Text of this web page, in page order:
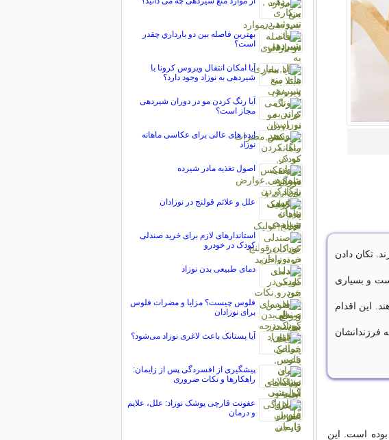
تکان دادن
و بسیاری
این اقدام
فرزندانشان
است. این
بهترين فاصله بين دو بارداري چقدر
است؟
آیا امکان انتقال ویروس کرونا با
شیردهی به نوزاد وجود دارد؟
آیا رنگ کردن مو در دوران شیردهی
مجاز است؟
ایده های عالی برای عکاسی ماهانه
نوزاد
اصول تغذیه مادر شیرده
علل و علائم قولنج در نوزادان
استاندارهای لازم برای خرید صندلی
کودک در خودرو
دمای طبیعی بدن نوزاد
فلوس چیست؟ مزایا و مضرات فلوس
برای نوزادان
آیا پستانک باعث لاغری نوزاد می‌شود؟
پیشگیری از افسردگی پس از زایمان:
راهکارها و نکات ضروری
عفونت قارچی پوشک نوزاد: علل، علایم
و درمان